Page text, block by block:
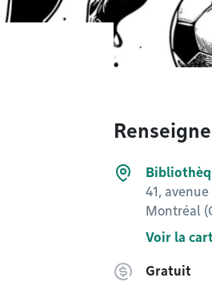
41,
Montréal
Voir la
Gratuit